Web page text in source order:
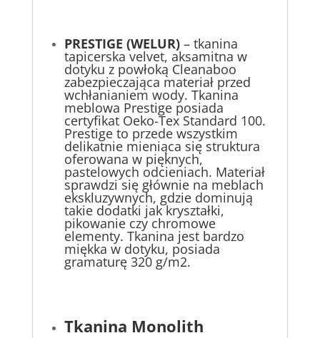
PRESTIGE (WELUR)– tkanina
tapicerska velvet, aksamitna w
dotyku z powłoką Cleanaboo
zabezpieczająca materiał przed
wchłanianiem wody. Tkanina
meblowa Prestige posiada
certyfikat Oeko-Tex Standard 100.
Prestige to przede wszystkim
delikatnie mieniąca się struktura
oferowana w pięknych,
pastelowych odcieniach. Materiał
sprawdzi się głównie na meblach
ekskluzywnych, gdzie dominują
takie dodatki jak kryształki,
pikowanie czy chromowe
elementy. Tkanina jest bardzo
miękka w dotyku, posiada
gramaturę 320 g/m2.
Tkanina Monolith